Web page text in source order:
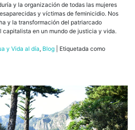
y la organización de todas las mujeres
y víctimas de feminicidio. Nos
y la transformación del patriarcado
en un mundo de justicia y vida.
y Vida al día, Blog
Etiquetada como